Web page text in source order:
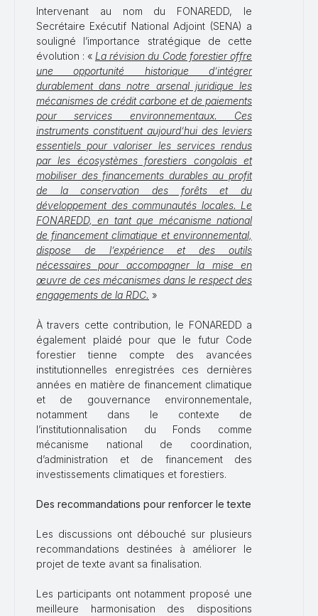
Intervenant au nom du FONAREDD, le
Secrétaire Exécutif National Adjoint (SENA) a
souligné l’importance stratégique de cette
évolution : « La révision du Code forestier offre
une opportunité historique d’intégrer
durablement dans notre arsenal juridique les
mécanismes de crédit carbone et de paiements
pour services environnementaux. Ces
instruments constituent aujourd’hui des leviers
essentiels pour valoriser les services rendus
par les écosystèmes forestiers congolais et
mobiliser des financements durables au profit
de la conservation des forêts et du
développement des communautés locales. Le
FONAREDD, en tant que mécanisme national
de financement climatique et environnemental,
dispose de l’expérience et des outils
nécessaires pour accompagner la mise en
œuvre de ces mécanismes dans le respect des
engagements de la RDC. »
À travers cette contribution, le FONAREDD a
également plaidé pour que le futur Code
forestier tienne compte des avancées
institutionnelles enregistrées ces dernières
années en matière de financement climatique
et de gouvernance environnementale,
notamment dans le contexte de
l’institutionnalisation du Fonds comme
mécanisme national de coordination,
d’administration et de financement des
investissements climatiques et forestiers.
Des recommandations pour renforcer le texte
Les discussions ont débouché sur plusieurs
recommandations destinées à améliorer le
projet de texte avant sa finalisation.
Les participants ont notamment proposé une
meilleure harmonisation des dispositions